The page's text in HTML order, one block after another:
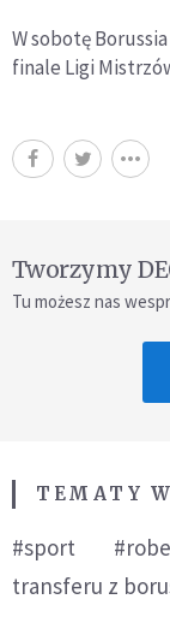
W sobotę
finale Ligi
Tworzymy
Tu możesz nas
TEMATY
#sport
transferu z